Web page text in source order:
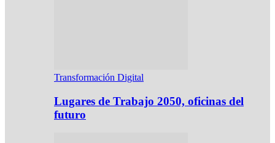
Transformación Digital
Lugares de Trabajo 2050, oficinas del
futuro